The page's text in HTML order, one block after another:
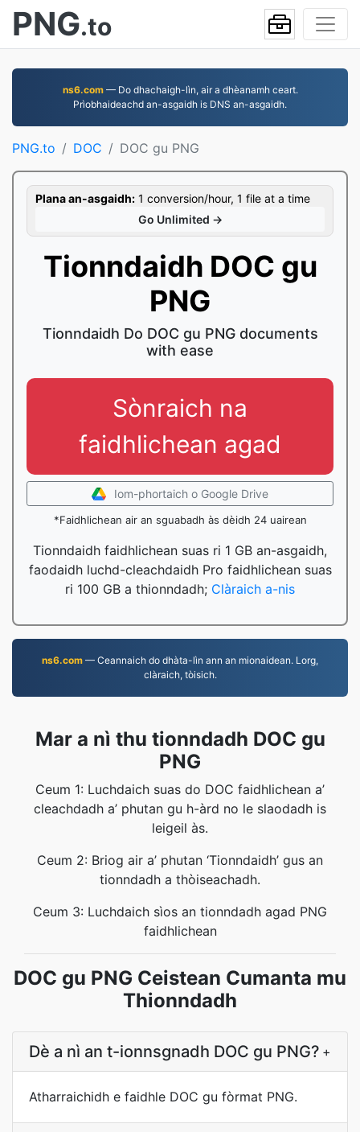
PNG.to
ns6.com— Do dhachaigh-lìn, air a dhèanamh ceart.
Prìobhaideachd an-asgaidh is DNS an-asgaidh.
PNG.to DOC DOC gu PNG
Plana an-asgaidh: 1 conversion/hour, 1 file at a time
Go Unlimited →
Tionndaidh DOC gu
PNG
Tionndaidh Do DOC gu PNG documents
with ease
Sònraich na
faidhlichean agad
Iom-phortaich o Google Drive
*Faidhlichean air an sguabadh às dèidh 24 uairean
Tionndaidh faidhlichean suas ri 1 GB an-asgaidh,
faodaidh luchd-cleachdaidh Pro faidhlichean suas
ri 100 GB a thionndadh; Clàraich a-nis
ns6.com — Ceannaich do dhàta-lìn ann an mionaidean. Lorg,
clàraich, tòisich.
Mar a nì thu tionndadh DOC gu
PNG
Ceum 1: Luchdaich suas do DOC faidhlichean a’
cleachdadh a’ phutan gu h-àrd no le slaodadh is
leigeil às.
Ceum 2: Briog air a’ phutan ‘Tionndaidh’ gus an
tionndadh a thòiseachadh.
Ceum 3: Luchdaich sìos an tionndadh agad PNG
faidhlichean
DOC gu PNG Ceistean Cumanta mu
Thionndadh
Dè a nì an t-ionnsgnadh DOC gu PNG? +
Atharraichidh e faidhle DOC gu fòrmat PNG.